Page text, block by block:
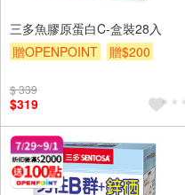
三多魚膠原蛋白C-盒裝28入
贈OPENPOINT
贈$200
$ 339
$319